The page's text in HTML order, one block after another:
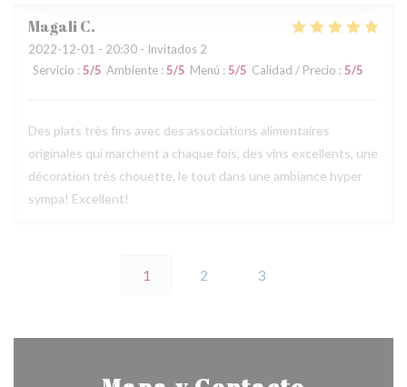
MagaliC
2022-12-01 - 20:30 - Invitados 2
Servicio : 5/5 Ambiente : 5/5 Menú : 5/5 Calidad / Precio : 5/5
Des plats très fins avec des associations alimentaires
originales qui marchent a chaque fois, des vins excellents, une
décoration très chouette, le tout dans une ambiance hyper
sympa! Excellent!
1 2 3